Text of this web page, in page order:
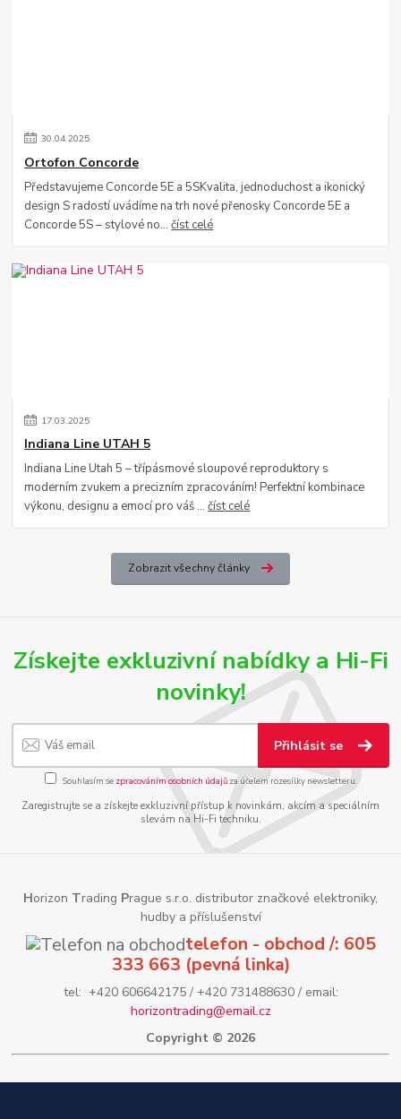
30.04.2025
Ortofon Concorde
Představujeme Concorde 5E a 5SKvalita, jednoduchost a ikonický
design S radostí uvádíme na trh nové přenosky Concorde 5E a
Concorde 5S – stylové no...číst celé
17.03.2025
Indiana Line UTAH 5
Indiana Line Utah 5 – třípásmové sloupové reproduktory s
moderním zvukem a precizním zpracováním! Perfektní kombinace
výkonu, designu a emocí pro váš ...číst celé
Zobrazit všechny články
Získejte exkluzivní nabídky a Hi-Fi
novinky!
Přihlásit se
Souhlasím se zpracováním osobních údajůza účelem rozesílky newsletteru.
Zaregistrujte se a získejte exkluzivní přístup k novinkám, akcím a speciálním
slevám na Hi-Fi techniku.
Horizon Trading Prague s.r.o. distributor značkové elektroniky,
hudby a příslušenství
telefon - obchod /: 605
333 663 (pevná linka)
tel: +420 606642175 / +420 731488630 / email:
horizontrading@email.cz
Copyright © 2026